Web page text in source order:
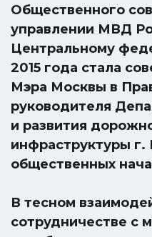
Общественного
управлении МВД
Центральному
2015 года стала
Мэра Москвы в
руководителя
и развития
инфраструктуры г.
общественных
В тесном
сотрудничестве с